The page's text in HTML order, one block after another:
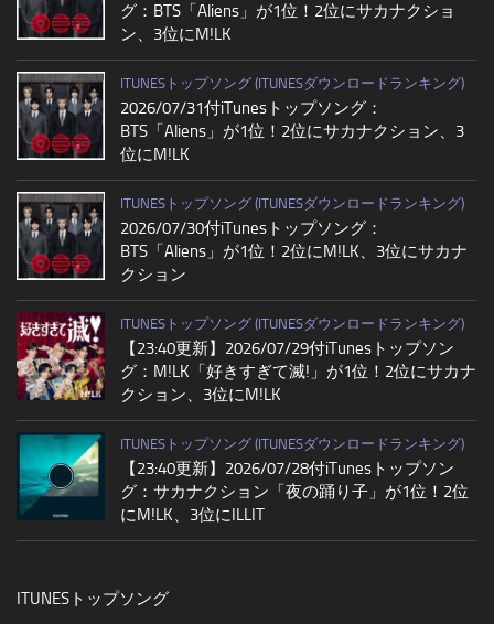
グ：BTS「Aliens」が1位！2位にサカナクショ
ン、3位にM!LK
ITUNESトップソング (ITUNESダウンロードランキング)
2026/07/31付iTunesトップソング：
BTS「Aliens」が1位！2位にサカナクション、3
位にM!LK
ITUNESトップソング (ITUNESダウンロードランキング)
2026/07/30付iTunesトップソング：
BTS「Aliens」が1位！2位にM!LK、3位にサカナ
クション
ITUNESトップソング (ITUNESダウンロードランキング)
【23:40更新】2026/07/29付iTunesトップソン
グ：M!LK「好きすぎて滅!」が1位！2位にサカナ
クション、3位にM!LK
ITUNESトップソング (ITUNESダウンロードランキング)
【23:40更新】2026/07/28付iTunesトップソン
グ：サカナクション「夜の踊り子」が1位！2位
にM!LK、3位にILLIT
ITUNESトップソング